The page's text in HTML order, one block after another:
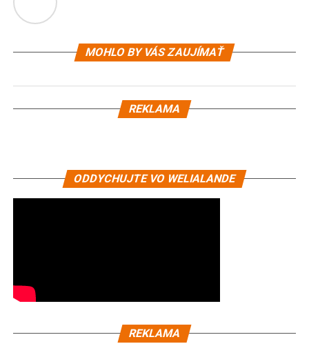
MOHLO BY VÁS ZAUJÍMAŤ
REKLAMA
ODDYCHUJTE VO WELIALANDE
REKLAMA